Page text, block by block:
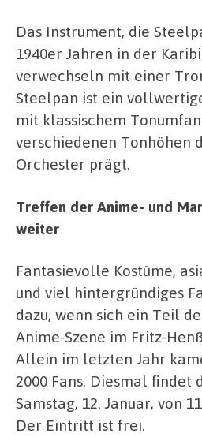
Das Instrument, die
1940er Jahren in der
verwechseln mit einer
Steelpan ist ein
mit klassischem
verschiedenen Tonhöhen
Orchester prägt.
Treffen der Anime- und
weiter
Fantasievolle Kostüme,
und viel hintergründiges
dazu, wenn sich ein Teil
Anime-Szene im Fritz-
Allein im letzten Jahr
2000 Fans. Diesmal findet
Samstag, 12. Januar, von
Der Eintritt ist frei.